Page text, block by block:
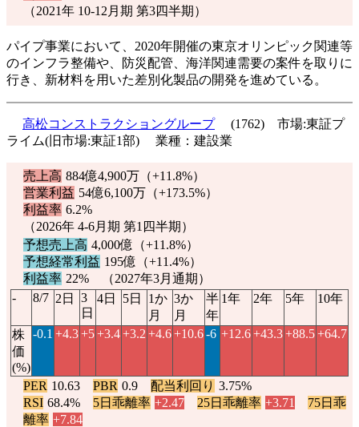
（2021年 10-12月期 第3四半期）
パイプ事業において、2020年開催の東京オリンピック関連等
のインフラ整備や、防災配管、海洋関連需要の案件を取りに
行き、新材料を用いた差別化製品の開発を進めている。
高松コンストラクショングループ
(1762) 市場:東証プ
ライム(旧市場:東証1部) 業種：建設業
売上高 884億4,900万（+11.8%）
営業利益 54億6,100万（+173.5%）
利益率 6.2%
（2026年 4-6月期 第1四半期）
予想売上高 4,000億（+11.8%）
予想経常利益 195億（+11.4%）
利益率 22% （2027年3月通期）
-
8/7 2日
3
日
4日 5日
1か
月
3か
月
半
年
1年 2年 5年 10年
株
価
(%)
-0.1 +4.3+5+3.4+3.2 +4.6+10.6-6 +12.6+43.3+88.5+64.7
PER 10.63 PBR 0.9 配当利回り 3.75%
RSI 68.4% 5日乖離率 +2.47 25日乖離率 +3.71
75日乖
離率 +7.84